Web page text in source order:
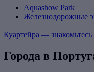
Aquashow Park
Железнодорожные
Куартейра — знакомьтесь
Города в